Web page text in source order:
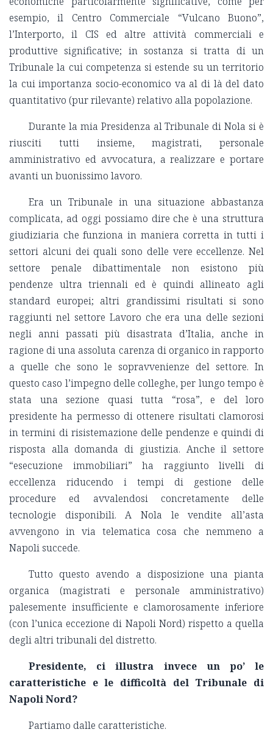
esempio, il Centro Commerciale “Vulcano Buono”,
l’Interporto, il CIS ed altre attività commerciali e
produttive significative; in sostanza si tratta di un
Tribunale la cui competenza si estende su un territorio
la cui importanza socio-economico va al di là del dato
quantitativo (pur rilevante) relativo alla popolazione.
Durante la mia Presidenza al Tribunale di Nola si è
riusciti tutti insieme, magistrati, personale
amministrativo ed avvocatura, a realizzare e portare
avanti un buonissimo lavoro.
Era un Tribunale in una situazione abbastanza
complicata, ad oggi possiamo dire che è una struttura
giudiziaria che funziona in maniera corretta in tutti i
settori alcuni dei quali sono delle vere eccellenze. Nel
settore penale dibattimentale non esistono più
pendenze ultra triennali ed è quindi allineato agli
standard europei; altri grandissimi risultati si sono
raggiunti nel settore Lavoro che era una delle sezioni
negli anni passati più disastrata d’Italia, anche in
ragione di una assoluta carenza di organico in rapporto
a quelle che sono le sopravvenienze del settore. In
questo caso l’impegno delle colleghe, per lungo tempo è
stata una sezione quasi tutta “rosa”, e del loro
presidente ha permesso di ottenere risultati clamorosi
in termini di risistemazione delle pendenze e quindi di
risposta alla domanda di giustizia. Anche il settore
“esecuzione immobiliari” ha raggiunto livelli di
eccellenza riducendo i tempi di gestione delle
procedure ed avvalendosi concretamente delle
tecnologie disponibili. A Nola le vendite all’asta
avvengono in via telematica cosa che nemmeno a
Napoli succede.
Tutto questo avendo a disposizione una pianta
organica (magistrati e personale amministrativo)
palesemente insufficiente e clamorosamente inferiore
(con l’unica eccezione di Napoli Nord) rispetto a quella
degli altri tribunali del distretto.
Presidente, ci illustra invece un po’ le
caratteristiche e le difficoltà del Tribunale di
Napoli Nord?
Partiamo dalle caratteristiche.